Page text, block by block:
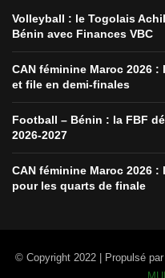
Volleyball : le Togolais
Bénin avec Finances VBC
CAN féminine Maroc 2026 :
et file en demi-finales
Football – Bénin : la FBF
2026-2027
CAN féminine Maroc 2026
pour les quarts de finale
© Copyright 2022 | Propulsé